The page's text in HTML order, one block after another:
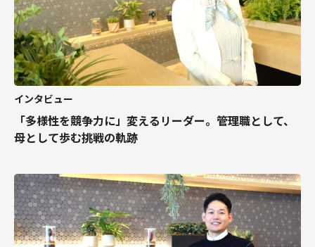
インタビュー
「多様性を競争力に」変えるリーダー。管理職として、
母として歩む挑戦の軌跡